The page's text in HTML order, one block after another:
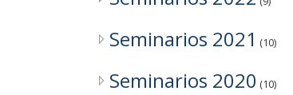
Noviembre: 21
Octubre: 17
Seminarios 2021 (10)
Seminarios 2020 (10)